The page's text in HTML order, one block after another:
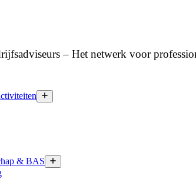
– Het netwerk voor
& BAS